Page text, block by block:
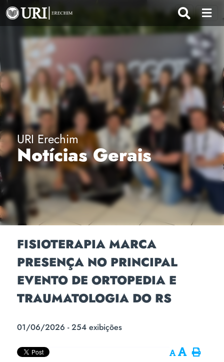
URI Erechim
Notícias Gerais
FISIOTERAPIA MARCA
PRESENÇA NO PRINCIPAL
EVENTO DE ORTOPEDIA E
TRAUMATOLOGIA DO RS
01/06/2026 - 254 exibições